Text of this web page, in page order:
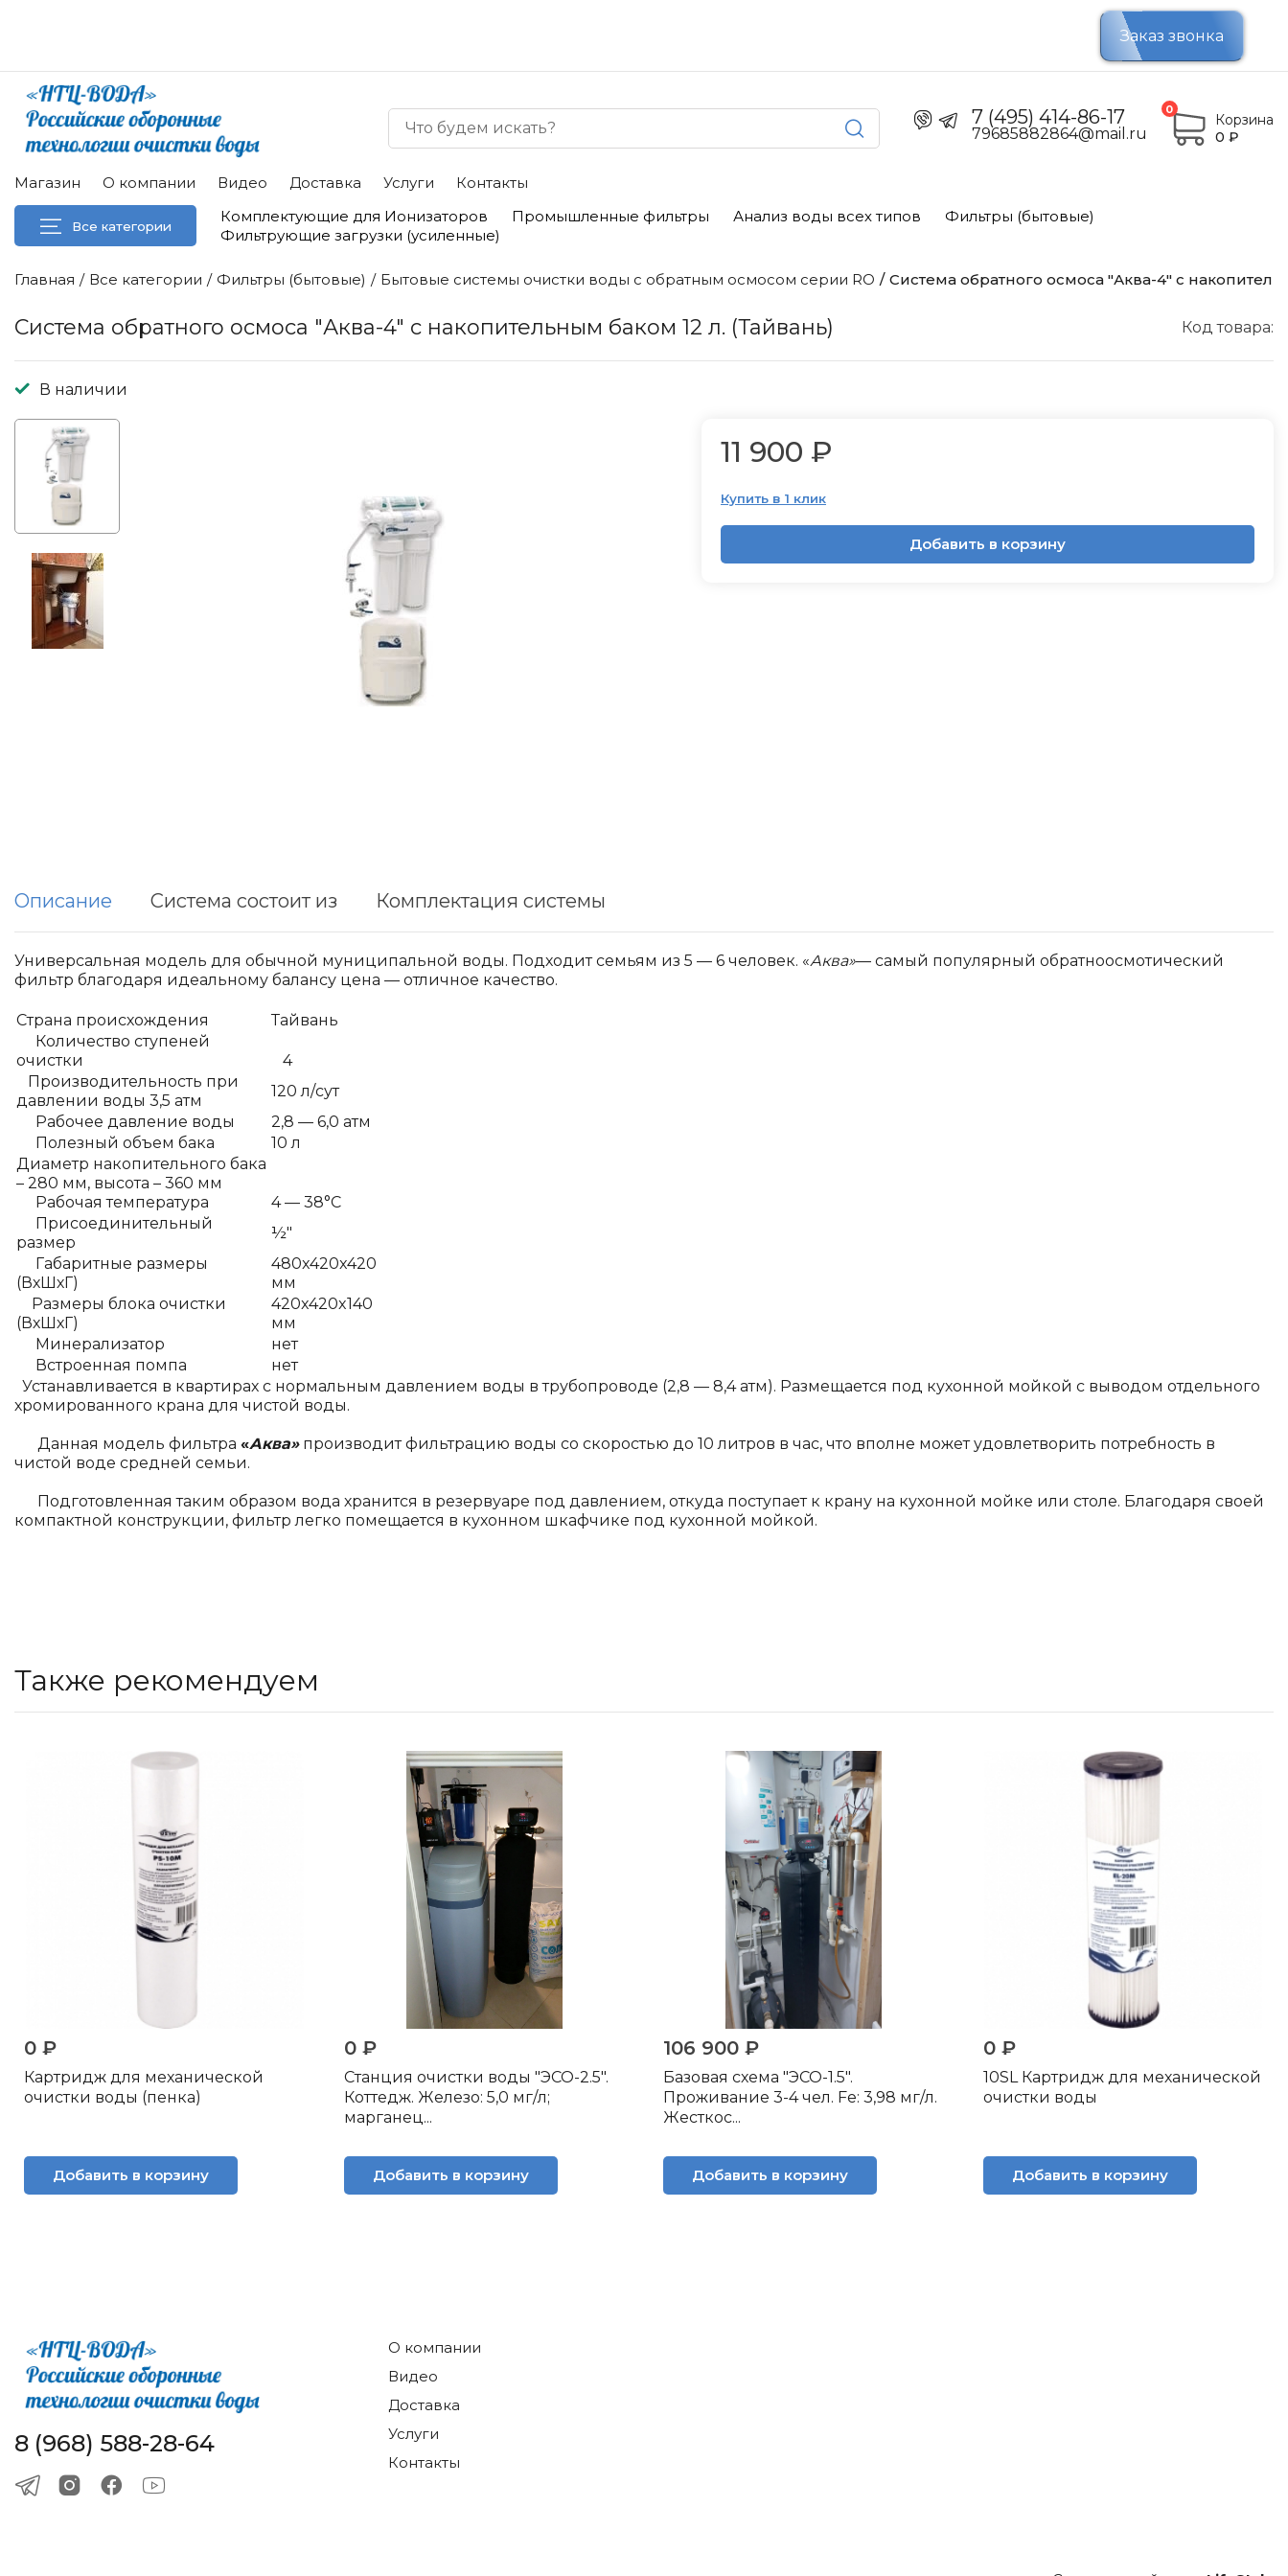
Заказ звонка
7 (495) 414-86-17
79685882864@mail.ru
0
Корзина
0 ₽
Магазин О компании Видео Доставка Услуги Контакты
Все категории
Комплектующие для Ионизаторов Промышленные фильтры Анализ воды всех типов
Фильтры (бытовые)
Фильтрующие загрузки (усиленные)
Главная Все категории Фильтры (бытовые) Бытовые системы очистки воды с обратным осмосом серии RO Система обратного осмоса "Аква-4" с
Система обратного осмоса "Аква-4" с накопительным баком 12 л. (Тайвань) Код товара:
В наличии
11 900 ₽
Купить в 1 клик
Добавить в корзину
Описание Система состоит из Комплектация системы
Универсальная модель для обычной муниципальной воды. Подходит семьям из 5 — 6 человек. «Аква»— самый популярный обратноосмотический
фильтр благодаря идеальному балансу цена — отличное качество.
Страна происхождения
Тайвань
Количество ступеней
очистки
4
Производительность при
давлении воды 3,5 атм
120 л/сут
Рабочее давление воды
2,8 — 6,0 атм
Полезный объем бака
10 л
Диаметр накопительного бака
– 280 мм, высота – 360 мм
Рабочая температура
4 — 38°С
Присоединительный
размер
½″
Габаритные размеры
(ВхШхГ)
480x420x420
мм
Размеры блока очистки
(ВхШхГ)
420x420x140
мм
Минерализатор
нет
Встроенная помпа
нет
Устанавливается в квартирах с нормальным давлением воды в трубопроводе (2,8 — 8,4 атм). Размещается под кухонной мойкой с выводом отдельного
хромированного крана для чистой воды.
Данная модель фильтра «Аква»производит фильтрацию воды со скоростью до 10 литров в час, что вполне может удовлетворить потребность в
чистой воде средней семьи.
Подготовленная таким образом вода хранится в резервуаре под давлением, откуда поступает к крану на кухонной мойке или столе. Благодаря своей
компактной конструкции, фильтр легко помещается в кухонном шкафчике под кухонной мойкой.
Также рекомендуем
0 ₽
Картридж для механической
очистки воды (пенка)
Добавить в корзину
0 ₽
Станция очистки воды "ЭСО-2.5".
Коттедж. Железо: 5,0 мг/л;
марганец...
Добавить в корзину
106 900 ₽
Базовая схема "ЭСО-1.5".
Проживание 3-4 чел. Fe: 3,98 мг/л.
Жесткос...
Добавить в корзину
0 ₽
10SL Картридж для механической
очистки воды
Добавить в корзину
8 (968) 588-28-64
О компании
Видео
Доставка
Услуги
Контакты